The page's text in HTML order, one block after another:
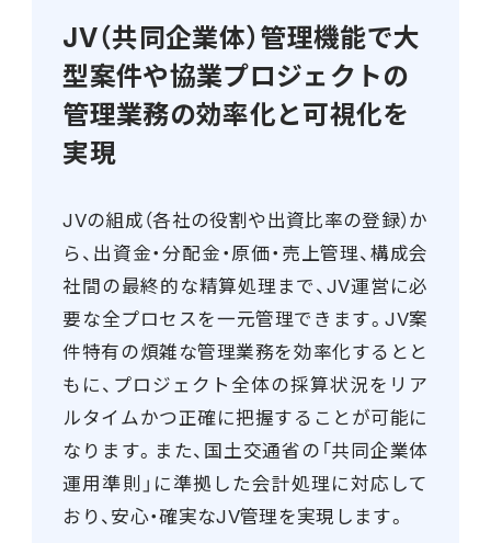
JV（共同企業体）管理機能で大
型案件や協業プロジェクトの
管理業務の効率化と可視化を
実現
JVの組成（各社の役割や出資比率の登録）か
ら、出資金・分配金・原価・売上管理、構成会
社間の最終的な精算処理まで、JV運営に必
要な全プロセスを一元管理できます。JV案
件特有の煩雑な管理業務を効率化するとと
もに、プロジェクト全体の採算状況をリア
ルタイムかつ正確に把握することが可能に
なります。また、国土交通省の「共同企業体
運用準則」に準拠した会計処理に対応して
おり、安心・確実なJV管理を実現します。